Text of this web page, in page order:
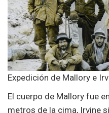
Expedición de Mallory e
El cuerpo de Mallory fue
metros de la cima, Irvine